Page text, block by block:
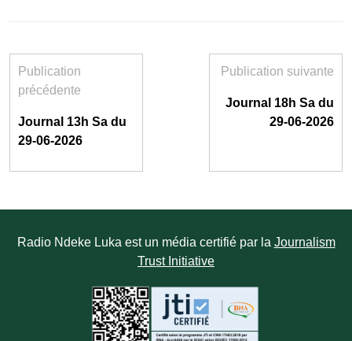
Publication
précédente
Journal 13h Sa du
29-06-2026
Publication suivante
Journal 18h Sa du
29-06-2026
Radio Ndeke Luka est un média certifié par la Journalism
Trust Initiative